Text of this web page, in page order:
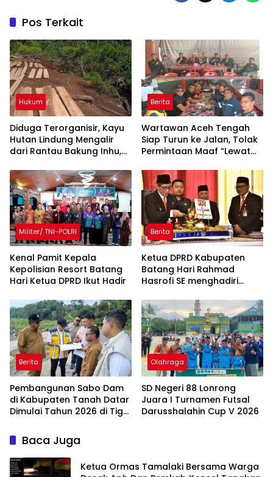
Pos Terkait
Hukum
Diduga Terorganisir, Kayu
Hutan Lindung Mengalir
dari Rantau Bakung Inhu,
Berita
Wartawan Aceh Tengah
Siap Turun ke Jalan, Tolak
Permintaan Maaf “Lewat
Militer/ TNI-POLRI
Kenal Pamit Kepala
Kepolisian Resort Batang
Hari ‎Ketua DPRD Ikut Hadir
Berita
Ketua DPRD Kabupaten
Batang Hari Rahmad
Hasrofi SE menghadiri
Bank Jambi
Berita
Pembangunan Sabo Dam
di Kabupaten Tanah Datar
Dimulai Tahun 2026 di Tiga
Olahraga
SD Negeri 88 Lonrong
Juara I Turnamen Futsal
Darusshalahin Cup V 2026
Baca Juga
Ketua Ormas Tamalaki Bersama Warga